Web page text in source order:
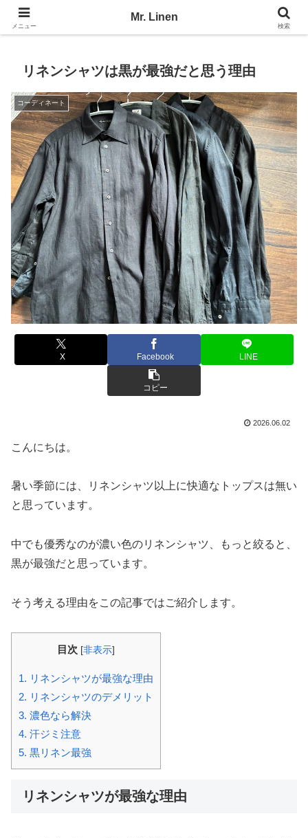
No Linen, No Life
リネンシャツは黒が最強だと思う理由
コーディネート
X Facebook LINE
コピー
2026.06.02
こんにちは。
暑い季節には、リネンシャツ以上に快適なトップスは無い
と思っています。
中でも優秀なのが濃い色のリネンシャツ、もっと絞ると、
黒が最強だと思っています。
そう考える理由をこの記事ではご紹介します。
目次 [非表示]
1. リネンシャツが最強な理由
2. リネンシャツのデメリット
3. 濃色なら解決
4. 汗ジミ注意
5. 黒リネン最強
リネンシャツが最強な理由
メニュー
Mr. Linen
検索